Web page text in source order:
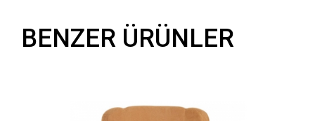
BENZER ÜRÜNLER